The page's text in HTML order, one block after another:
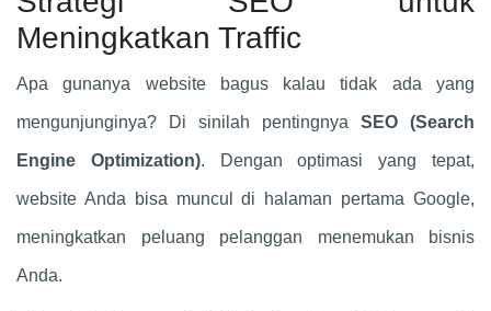
Meningkatkan Traffic
Apa gunanya website bagus kalau tidak ada yang
mengunjunginya? Di sinilah pentingnya SEO (Search
Engine Optimization). Dengan optimasi yang tepat,
website Anda bisa muncul di halaman pertama Google,
meningkatkan peluang pelanggan menemukan bisnis
Anda.